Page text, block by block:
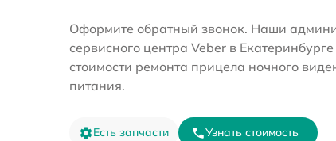
Оформите обратный звонок. Наши
сервисного центра Veber в
стоимости ремонта прицела ночного
питания.
Есть запчасти Узнать стоимость